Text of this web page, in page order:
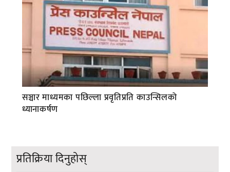
सञ्चार माध्यमका पछिल्ला प्रवृतिप्रति काउन्सिलको
ध्यानाकर्षण
प्रतिक्रिया दिनुहोस्